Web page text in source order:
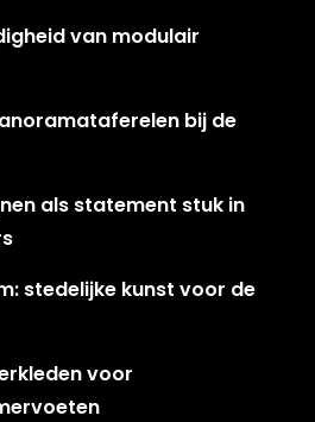
van modulair
bij de
als statement stuk in
stedelijke kunst voor de
voor